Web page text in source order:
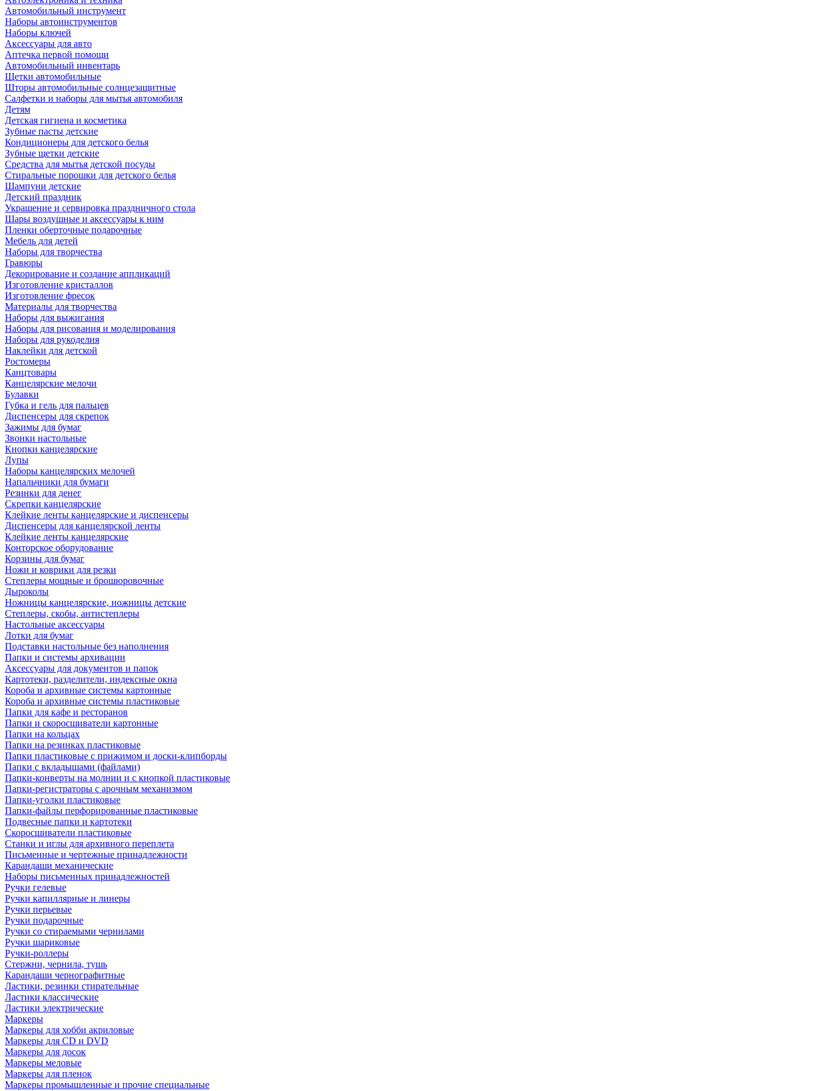
Автомобильный инструмент
Наборы автоинструментов
Наборы ключей
Аксессуары для авто
Аптечка первой помощи
Автомобильный инвентарь
Щетки автомобильные
Шторы автомобильные солнцезащитные
Салфетки и наборы для мытья автомобиля
Детям
Детская гигиена и косметика
Зубные пасты детские
Кондиционеры для детского белья
Зубные щетки детские
Средства для мытья детской посуды
Стиральные порошки для детского белья
Шампуни детские
Детский праздник
Украшение и сервировка праздничного стола
Шары воздушные и аксессуары к ним
Пленки оберточные подарочные
Мебель для детей
Наборы для творчества
Гравюры
Декорирование и создание аппликаций
Изготовление кристаллов
Изготовление фресок
Материалы для творчества
Наборы для выжигания
Наборы для рисования и моделирования
Наборы для рукоделия
Наклейки для детской
Ростомеры
Канцтовары
Канцелярские мелочи
Булавки
Губка и гель для пальцев
Диспенсеры для скрепок
Зажимы для бумаг
Звонки настольные
Кнопки канцелярские
Лупы
Наборы канцелярских мелочей
Напальчники для бумаги
Резинки для денег
Скрепки канцелярские
Клейкие ленты канцелярские и диспенсеры
Диспенсеры для канцелярской ленты
Клейкие ленты канцелярские
Конторское оборудование
Корзины для бумаг
Ножи и коврики для резки
Степлеры мощные и брошюровочные
Дыроколы
Ножницы канцелярские, ножницы детские
Степлеры, скобы, антистеплеры
Настольные аксессуары
Лотки для бумаг
Подставки настольные без наполнения
Папки и системы архивации
Аксессуары для документов и папок
Картотеки, разделители, индексные окна
Короба и архивные системы картонные
Короба и архивные системы пластиковые
Папки для кафе и ресторанов
Папки и скоросшиватели картонные
Папки на кольцах
Папки на резинках пластиковые
Папки пластиковые с прижимом и доски-клипборды
Папки с вкладышами (файлами)
Папки-конверты на молнии и с кнопкой пластиковые
Папки-регистраторы с арочным механизмом
Папки-уголки пластиковые
Папки-файлы перфорированные пластиковые
Подвесные папки и картотеки
Скоросшиватели пластиковые
Станки и иглы для архивного переплета
Письменные и чертежные принадлежности
Карандаши механические
Наборы письменных принадлежностей
Ручки гелевые
Ручки капиллярные и линеры
Ручки перьевые
Ручки подарочные
Ручки со стираемыми чернилами
Ручки шариковые
Ручки-роллеры
Стержни, чернила, тушь
Карандаши чернографитные
Ластики, резинки стирательные
Ластики классические
Ластики электрические
Маркеры
Маркеры для хобби акриловые
Маркеры для CD и DVD
Маркеры для досок
Маркеры меловые
Маркеры для пленок
Маркеры промышленные и прочие специальные